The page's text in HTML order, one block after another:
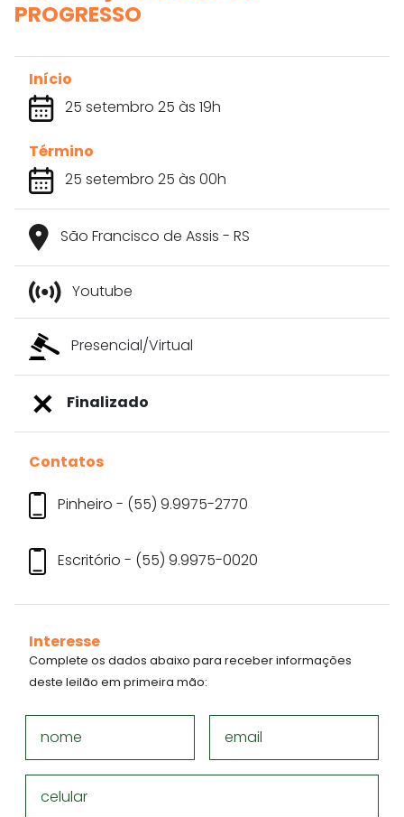
PROGRESSO
Início
25 setembro 25 às 19h
Término
25 setembro 25 às 00h
São Francisco de Assis - RS
Youtube
Presencial/Virtual
Finalizado
Contatos
Pinheiro - (55) 9.9975-2770
Escritório - (55) 9.9975-0020
Interesse
Complete os dados abaixo para receber informações
deste leilão em primeira mão:
nome email
celular